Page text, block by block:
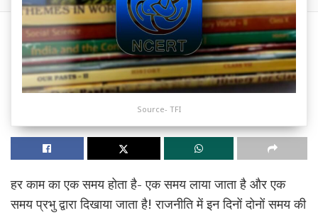
Source- TFI
हर काम का एक समय होता है- एक समय लाया जाता है और एक
समय प्रभु द्वारा दिखाया जाता है! राजनीति में इन दिनों दोनों समय की